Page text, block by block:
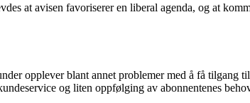
at avisen favoriserer en liberal agenda, og at
opplever blant annet problemer med å få tilgang
og liten oppfølging av abonnentenes